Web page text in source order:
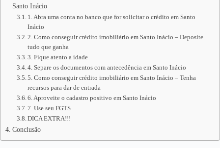
Santo Inácio
1. Abra uma conta no banco que for solicitar o crédito em Santo
Inácio
2. Como conseguir crédito imobiliário em Santo Inácio – Deposite
tudo que ganha
3. Fique atento a idade
4. Separe os documentos com antecedência em Santo Inácio
5. Como conseguir crédito imobiliário em Santo Inácio – Tenha
recursos para dar de entrada
6. Aproveite o cadastro positivo em Santo Inácio
7. Use seu FGTS
DICA EXTRA!!!
Conclusão